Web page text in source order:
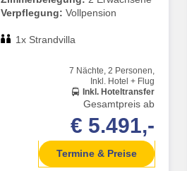
Verpflegung: Vollpension
1x Strandvilla
7 Nächte, 2 Personen,
Inkl. Hotel + Flug
Inkl. Hoteltransfer
Gesamtpreis ab
€ 5.491,-
Termine & Preise